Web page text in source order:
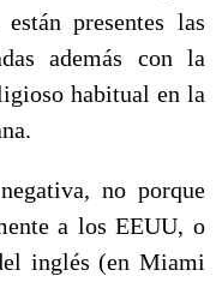
presentes las
además con la
habitual en la
no porque
a los EEUU, o
inglés (en Miami